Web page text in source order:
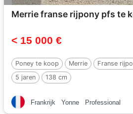
Merrie franse rijpony pfs te
< 15 000 €
Poney te koop Merrie Franse
5 jaren
138 cm
Frankrijk Yonne Professional